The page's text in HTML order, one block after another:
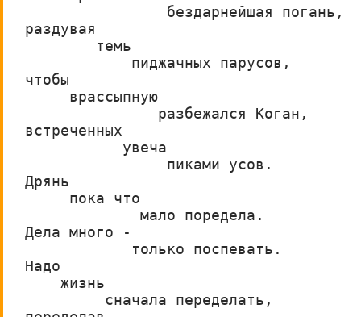
                бездарнейшая погань,
раздувая
        темь
            пиджачных парусов,
чтобы
     врассыпную
               разбежался Коган,
встреченных
           увеча
                пиками усов.
Дрянь
     пока что
             мало поредела.
Дела много -
            только поспевать.
Надо
    жизнь
         сначала переделать,